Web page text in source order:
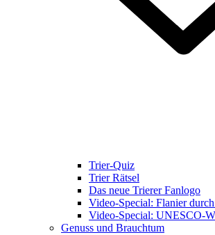
Trier-Quiz
Trier Rätsel
Das neue Trierer Fanlogo
Video-Special: Flanier
Video-Special: UNESCO-
Genuss und Brauchtum